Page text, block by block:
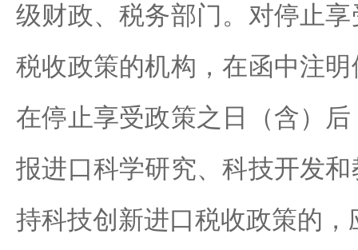
级财政、税务部门。对停止
税收政策的机构，在函中注
在停止享受政策之日（含）
报进口科学研究、科技开发
持科技创新进口税收政策的，